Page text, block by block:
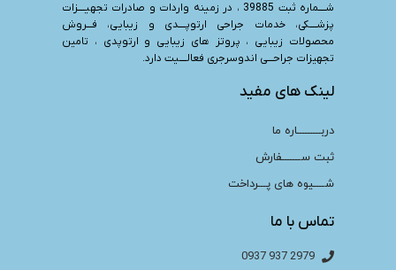
شــــماره ثبت 39885 ، در زمینه واردات و صادرات تجهیــــزات
پزشــــکی، خدمات جراحی ارتوپــــدی و زیبایی، فـــروش
محصولات زیبایی ، پروتز های زیبایی و ارتوپدی ، تامین
تجهیزات جراحـــی اندوسرجری فعالــــیت دارد.
لینک های مفید
دربـــــــــاره ما
ثبت ســـــــفارش
شــــیوه های پـــرداخت
تماس با ما
2979 937 0937